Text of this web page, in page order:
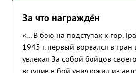
За что награждён
«... В бою на подступах к гор.
1945 г. первый ворвался в
увлекая За собой бойцов
вступив в бой уничтожил из